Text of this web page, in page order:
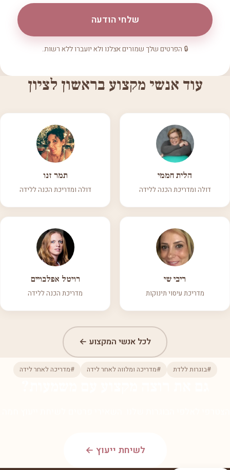
שלחי הודעה
🔒 הפרטים שלך שמורים אצלנו ולא יועברו ללא רשות.
עוד אנשי מקצוע בראשון לציון
הלית חממי
דולה ומדריכת הכנה ללידה
תמר זנו
דולה ומדריכת הכנה ללידה
ריבי שי
מדריכת עיסוי תינוקות
רויטל אפלבויים
מדריכת הכנה ללידה
לכל אנשי המקצוע ←
#בוגרות ללדת #מדריכה ומלווה לאחר לידה #מדריכה לאחר לידה
לשיחת ייעוץ ←